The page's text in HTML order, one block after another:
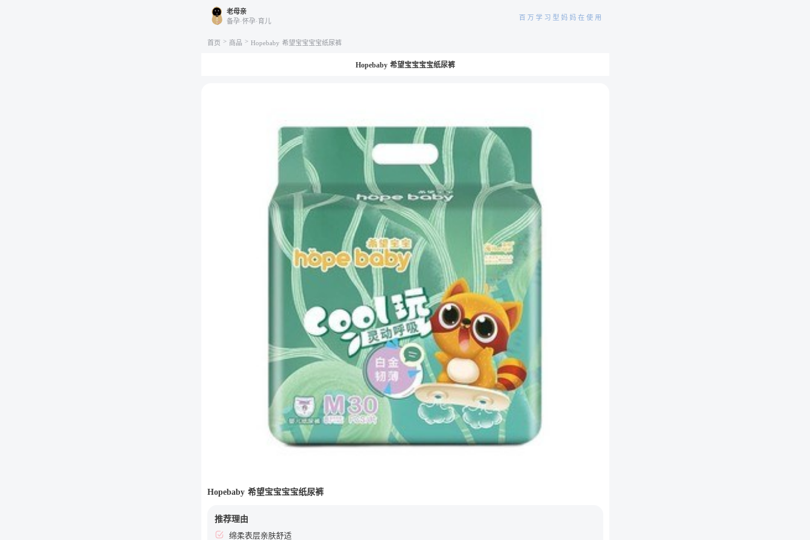
老母亲
备孕·怀孕·育儿
百万学习型妈妈在使用
首页 > 商品 > Hopebaby 希望宝宝宝宝纸尿裤
Hopebaby 希望宝宝宝宝纸尿裤
Hopebaby 希望宝宝宝宝纸尿裤
推荐理由
绵柔表层亲肤舒适